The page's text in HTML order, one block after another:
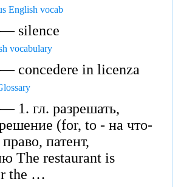
English vocab
— silence
vocabulary
— concedere in licenza
— 1. гл. разрешать,
(for, to - на что-
патент,
The restaurant is
the …